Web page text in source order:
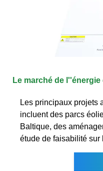
Le marché de
Les principaux projets
incluent des parcs
Baltique, des
étude de faisabilité sur